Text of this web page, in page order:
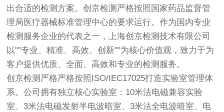
出合适的检测方案。创京检测 严格按照国家药品监督管
理局医疗器械标准管理中心的要求运行。作为国内专业
检测服务企业的代表之一，上海创京检测技术有限公司
以""专业、精准、高效、创新""为核心价值观，致力于为
客户提供优质、全面、高效和专业的检测服务。
创京检测 严格严格按照ISO/IEC17025打造实验室管理体
系。公司拥有独立核心实验室：10米法电磁兼容实验
室、3米法电磁发射半电波暗室、3米法全电波暗室、电